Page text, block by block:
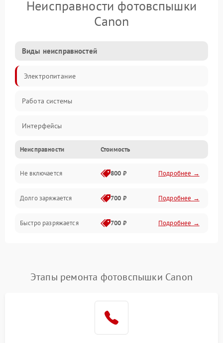
Неисправности фотовспышки
Canon
Виды неисправностей
Электропитание
Работа системы
Интерфейсы
Электронные компоненты
Корпус/Герметичность
Неисправности Стоимость
Не включается 800 ₽ Подробнее →
Долго заряжается 700 ₽ Подробнее →
Быстро разряжается 700 ₽ Подробнее →
Этапы ремонта фотовспышки Canon